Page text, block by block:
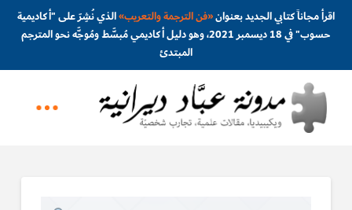
اقرأ مجاناً كتابي الجديد بعنوان«فن الترجمة والتعريب»الذي نُشِرَ على "أكاديمية
حسوب" في 18 ديسمبر 2021، وهو دليل أكاديمي مُبسَّط ومُوجَّه نحو المترجم
المبتدئ